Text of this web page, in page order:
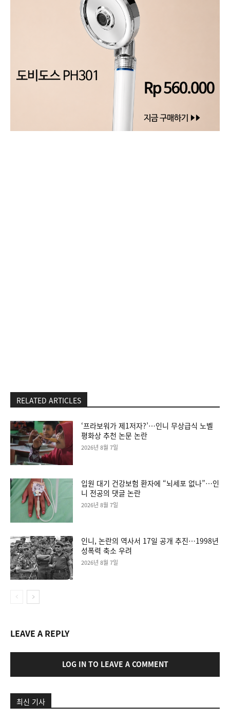
RELATED ARTICLES
‘프라보워가 제1저자?’…인니 무상급식 노벨
평화상 추천 논문 논란
2026년 8월 7일
입원 대기 건강보험 환자에 “뇌세포 없나”…인
니 전공의 댓글 논란
2026년 8월 7일
인니, 논란의 역사서 17일 공개 추진…1998년
성폭력 축소 우려
2026년 8월 7일
LEAVE A REPLY
LOG IN TO LEAVE A COMMENT
최신 기사